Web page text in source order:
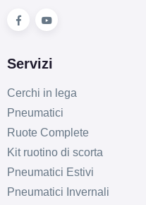
Servizi
Cerchi in lega
Pneumatici
Ruote Complete
Kit ruotino di scorta
Pneumatici Estivi
Pneumatici Invernali